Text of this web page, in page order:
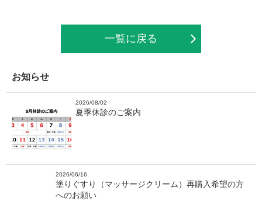
一覧に戻る
お知らせ
2026/08/02
夏季休診のご案内
2026/06/16
塗りぐすり（マッサージクリーム）再購入希望の方
へのお願い